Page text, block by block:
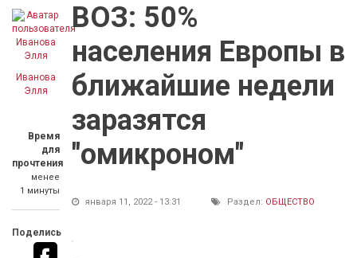
Иванова
Элля
Время
для
прочтения
менее
1 минуты
Поделись
ВОЗ: 50%
населения Европы в
ближайшие недели
заразятся
"омикроном"
января 11, 2022 - 13:31 Раздел: ОБЩЕСТВО